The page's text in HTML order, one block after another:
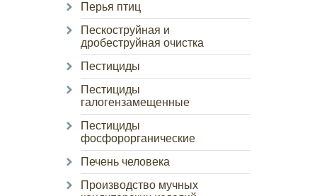
Перья птиц
Пескоструйная и
дробеструйная очистка
Пестициды
Пестициды
галогензамещенные
Пестициды
фосфорорганические
Печень человека
Производство мучных